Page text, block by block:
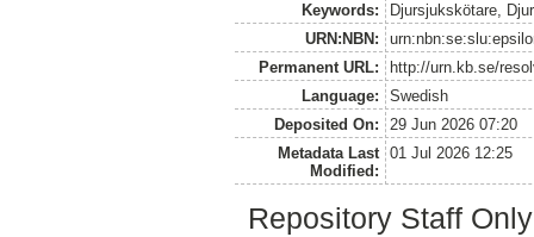
Keywords:
Djursjukskötare,
URN:NBN:
Permanent URL:
http://urn.kb.se/
Language:
Swedish
Deposited On:
29 Jun 2026 07:20
Metadata Last
Modified:
01 Jul 2026 12:25
Repository Staff